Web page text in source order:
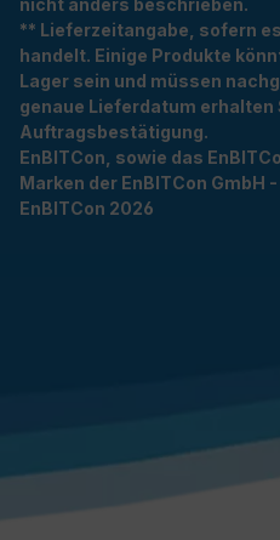
nicht anders beschrieben.
** Lieferzeitangabe, sofern
handelt. Einige Produkte
Lager sein und müssen
genaue Lieferdatum erhalten
Auftragsbestätigung.
EnBITCon, sowie das
Marken der EnBITCon
EnBITCon 2026